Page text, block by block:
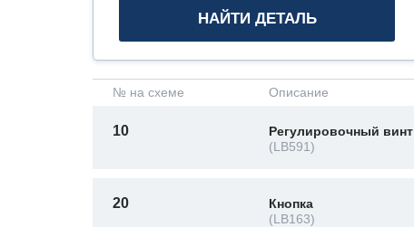
№ на схеме Описание
10
Регулировочный винт
(LB591)
20
Кнопка
(LB163)